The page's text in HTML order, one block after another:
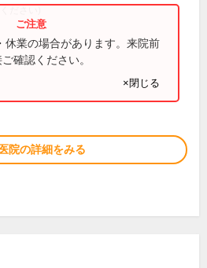
ださい)
休業の場合があります。来院前
確認ください。
×閉じる
院の詳細をみる